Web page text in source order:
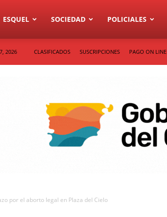
Diario
La
ESQUEL SOCIEDAD POLICIALES
2026 CLASIFICADOS SUSCRIPCIONES PAGO ON LINE
por el aborto legal en Plaza del Cielo